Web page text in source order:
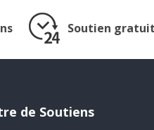
Soutien gratuit
de Soutiens